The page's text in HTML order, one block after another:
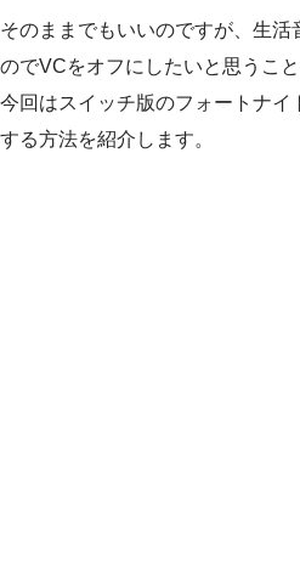
そのままでもいいのですが、生
のでVCをオフにしたいと思うこ
今回はスイッチ版のフォートナイ
する方法を紹介します。